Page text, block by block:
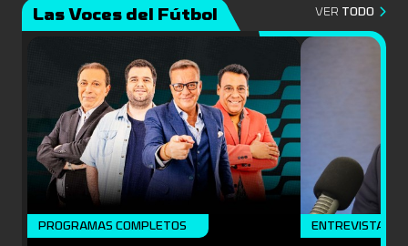
Las Voces del Fútbol VER TODO
PROGRAMAS COMPLETOS ENTREVISTA